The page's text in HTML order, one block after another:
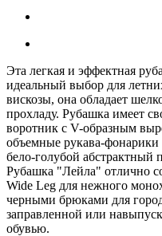
Эта легкая и эффектная
идеальный выбор для
вискозы, она обладает
прохладу. Рубашка имеет
воротник с V-образным
объемные рукава-
бело-голубой абстрактный
Рубашка "Лейла" отлично
Wide Leg для нежного
черными брюками для
заправленной или
обувью.